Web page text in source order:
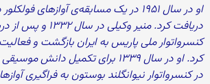
او در سال ۱۹۵۱ در یک مسابقه‌ی آوازهای
دریافت کرد. منیر وکیلی
کنسرواتوار ملی پاریس به ایران بازگشت و
کرد. او در سال ۱۳۳۹ برای تکمیل
در کنسرواتوار نیوانگلند بوستون به فراگیری